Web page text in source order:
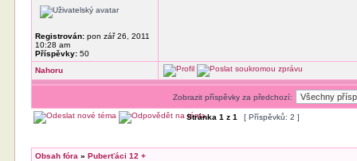
Registrován: pon zář 26, 2011
10:28 am
Příspěvky: 50
Nahoru
Zobrazit příspěvky za předchozí:
Stránka1 z1 [ Příspěvků: 2 ]
Obsah fóra »Puberťáci 12 +